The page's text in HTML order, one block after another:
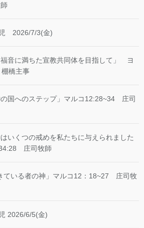
2026/7/3(金)
音に満ちた宣教共同体を目指して」 ヨ
橋主事
国へのステップ」マルコ12:28~34 庄司
いくつの戒めを私たちに与えられました
庄司牧師
ている者の神」マルコ12：18~27 庄司牧
2026/6/5(金)